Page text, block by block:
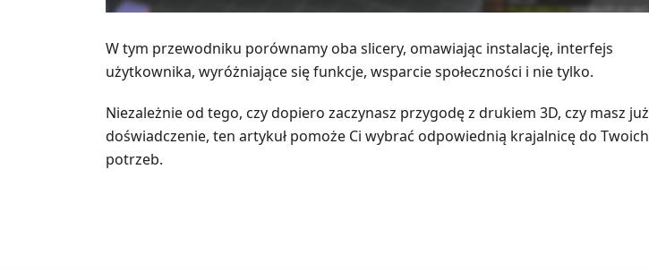
W tym przewodniku porównamy oba slicery, omawiając instalację, interfejs
użytkownika, wyróżniające się funkcje, wsparcie społeczności i nie tylko.
Niezależnie od tego, czy dopiero zaczynasz przygodę z drukiem 3D, czy masz już
doświadczenie, ten artykuł pomoże Ci wybrać odpowiednią krajalnicę do Twoich
potrzeb.